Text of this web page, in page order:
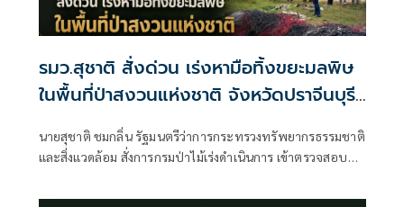
รมว.สุชาติ สั่งด่วน เร่งหามือทิ้งขยะมลพิษ
ในพื้นที่ป่าสงวนแห่งชาติ จังหวัดปราจีนบุรี
ย้ำ!! พบผู้กระทำผิดดำเนินการทางกฎหมาย
ถึงที่สุด
นายสุชาติ ชมกลิ่น รัฐมนตรีว่าการกระทรวงทรัพยากรธรรมชาติ
และสิ่งแวดล้อม สั่งการกรมป่าไม้เร่งดำเนินการ เข้าตรวจสอบ
ห้วยไคร้ ตำบลวังตะเคียน อำเภอกบินทร์บุรี จังหวัดปราจีนบุรี